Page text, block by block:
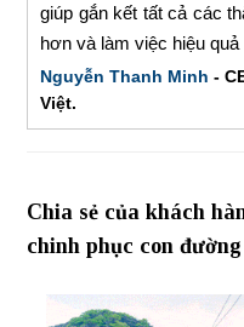
giúp gắn kết tất cả các
hơn và làm việc hiệu
Nguyễn Thanh Minh -
Việt.
Chia sẻ của khách
chinh phục con